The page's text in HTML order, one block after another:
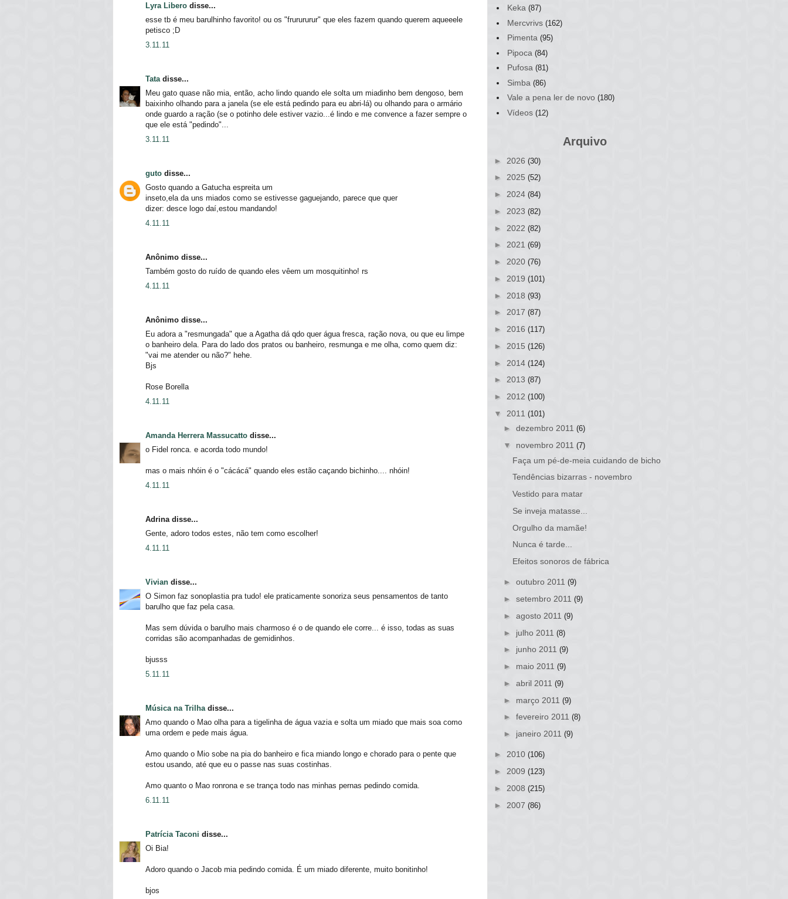
Lyra Libero disse...
esse tb é meu barulhinho favorito! ou os "frurururur" que eles fazem quando querem aqueeele
petisco ;D
3.11.11
Tata disse...
Meu gato quase não mia, então, acho lindo quando ele solta um miadinho bem dengoso, bem
baixinho olhando para a janela (se ele está pedindo para eu abri-lá) ou olhando para o armário
onde guardo a ração (se o potinho dele estiver vazio...é lindo e me convence a fazer sempre o
que ele está "pedindo"...
3.11.11
guto disse...
Gosto quando a Gatucha espreita um
inseto,ela da uns miados como se estivesse gaguejando, parece que quer
dizer: desce logo daí,estou mandando!
4.11.11
Anônimo disse...
Também gosto do ruído de quando eles vêem um mosquitinho! rs
4.11.11
Anônimo disse...
Eu adora a "resmungada" que a Agatha dá qdo quer água fresca, ração nova, ou que eu limpe
o banheiro dela. Para do lado dos pratos ou banheiro, resmunga e me olha, como quem diz:
"vai me atender ou não?" hehe.
Bjs
Rose Borella
4.11.11
Amanda Herrera Massucatto disse...
o Fidel ronca. e acorda todo mundo!
mas o mais nhóin é o "cácácá" quando eles estão caçando bichinho.... nhóin!
4.11.11
Adrina disse...
Gente, adoro todos estes, não tem como escolher!
4.11.11
Vivian disse...
O Simon faz sonoplastia pra tudo! ele praticamente sonoriza seus pensamentos de tanto
barulho que faz pela casa.
Mas sem dúvida o barulho mais charmoso é o de quando ele corre... é isso, todas as suas
corridas são acompanhadas de gemidinhos.
bjusss
5.11.11
Música na Trilha disse...
Amo quando o Mao olha para a tigelinha de água vazia e solta um miado que mais soa como
uma ordem e pede mais água.
Amo quando o Mio sobe na pia do banheiro e fica miando longo e chorado para o pente que
estou usando, até que eu o passe nas suas costinhas.
Amo quanto o Mao ronrona e se trança todo nas minhas pernas pedindo comida.
6.11.11
Patrícia Taconi disse...
Oi Bia!
Adoro quando o Jacob mia pedindo comida. É um miado diferente, muito bonitinho!
bjos
Keka (87)
Mercvrivs (162)
Pimenta (95)
Pipoca (84)
Pufosa (81)
Simba (86)
Vale a pena ler de novo (180)
Vídeos (12)
Arquivo
► 2026 (30)
► 2025 (52)
► 2024 (84)
► 2023 (82)
► 2022 (82)
► 2021 (69)
► 2020 (76)
► 2019 (101)
► 2018 (93)
► 2017 (87)
► 2016 (117)
► 2015 (126)
► 2014 (124)
► 2013 (87)
► 2012 (100)
▼ 2011 (101)
► dezembro 2011 (6)
▼ novembro 2011 (7)
Faça um pé-de-meia cuidando de bicho
Tendências bizarras - novembro
Vestido para matar
Se inveja matasse...
Orgulho da mamãe!
Nunca é tarde...
Efeitos sonoros de fábrica
► outubro 2011 (9)
► setembro 2011 (9)
► agosto 2011 (9)
► julho 2011 (8)
► junho 2011 (9)
► maio 2011 (9)
► abril 2011 (9)
► março 2011 (9)
► fevereiro 2011 (8)
► janeiro 2011 (9)
► 2010 (106)
► 2009 (123)
► 2008 (215)
► 2007 (86)